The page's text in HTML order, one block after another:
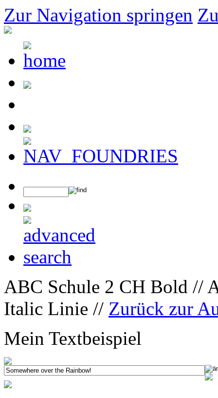
Zur Navigation springen
ABC Schule 2 CH Bold //
Italic Linie // Zurück zur
Mein Textbeispiel